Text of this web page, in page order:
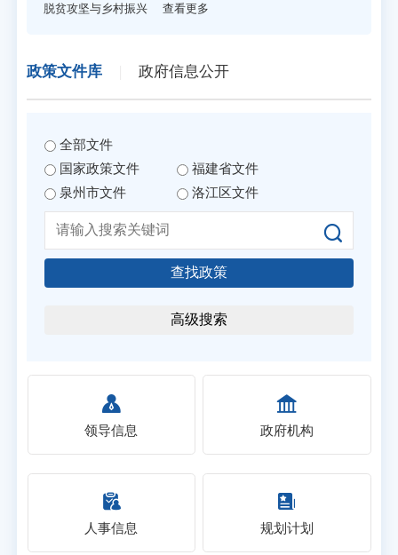
脱贫攻坚与乡村振兴
查看更多
政策文件库 政府信息公开
全部文件
国家政策文件
福建省文件
泉州市文件
洛江区文件
查找政策
高级搜索
领导信息 政府机构
人事信息 规划计划